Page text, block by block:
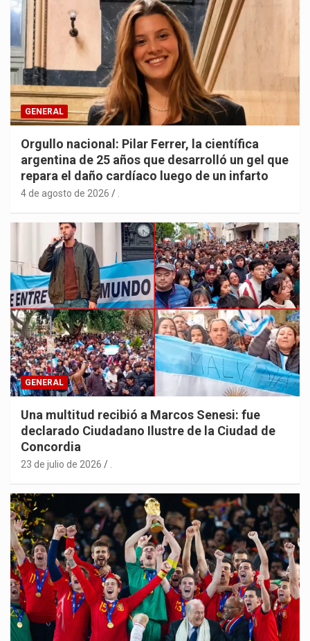
GENERAL
Orgullo nacional: Pilar Ferrer, la científica
argentina de 25 años que desarrolló un gel que
repara el daño cardíaco luego de un infarto
4 de agosto de 2026
GENERAL
Una multitud recibió a Marcos Senesi: fue
declarado Ciudadano Ilustre de la Ciudad de
Concordia
23 de julio de 2026